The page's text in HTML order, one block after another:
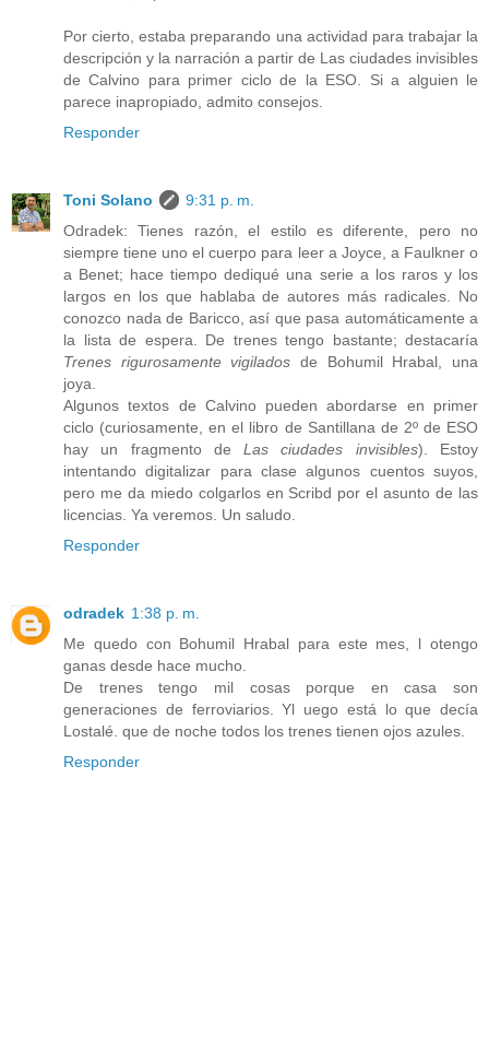
Por cierto, estaba preparando una actividad para trabajar la
descripción y la narración a partir de Las ciudades invisibles
de Calvino para primer ciclo de la ESO. Si a alguien le
parece inapropiado, admito consejos.
Responder
Toni Solano
9:31 p. m.
Odradek: Tienes razón, el estilo es diferente, pero no
siempre tiene uno el cuerpo para leer a Joyce, a Faulkner o
a Benet; hace tiempo dediqué una serie a los raros y los
largos en los que hablaba de autores más radicales. No
conozco nada de Baricco, así que pasa automáticamente a
la lista de espera. De trenes tengo bastante; destacaría
Trenes rigurosamente vigilados de Bohumil Hrabal, una
joya.
Algunos textos de Calvino pueden abordarse en primer
ciclo (curiosamente, en el libro de Santillana de 2º de ESO
hay un fragmento deLas ciudades invisibles). Estoy
intentando digitalizar para clase algunos cuentos suyos,
pero me da miedo colgarlos en Scribd por el asunto de las
licencias. Ya veremos. Un saludo.
Responder
odradek 1:38 p. m.
Me quedo con Bohumil Hrabal para este mes, l otengo
ganas desde hace mucho.
De trenes tengo mil cosas porque en casa son
generaciones de ferroviarios. Yl uego está lo que decía
Lostalé. que de noche todos los trenes tienen ojos azules.
Responder